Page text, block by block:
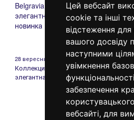
Цей вебсайт
cookie та інші
відстеження
вашого досвіду
наступними
увімкнення
забезпечення
вебсайті, для
28 вересня 2017
Коллекция Belgravia -
элегантная новинка
14
Назад 1 з 4